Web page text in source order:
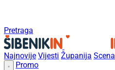
Pretraga
Najnovije Vijesti Županija Scena
Promo